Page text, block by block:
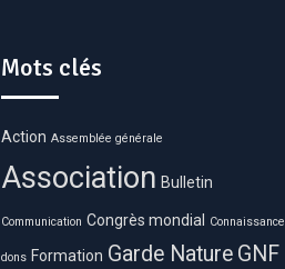
Mots clés
Action Assemblée générale
Association Bulletin
Communication Congrès mondial Connaissance
dons Formation Garde Nature GNF